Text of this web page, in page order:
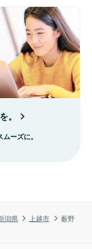
潟県 上越市 薮野
。
ーズに。